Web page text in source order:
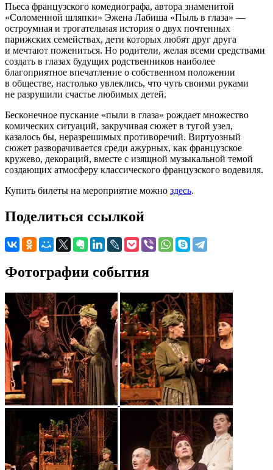
Пьеса французского комедиографа, автора знаменитой
«Соломенной шляпки» Эжена Лабиша «Пыль в глаза» —
остроумная и трогательная история о двух почтенных
парижских семействах, дети которых любят друг друга
и мечтают пожениться. Но родители, желая всеми средствами
создать в глазах будущих родственников наиболее
благоприятное впечатление о собственном положении
в обществе, настолько увлеклись, что чуть своими руками
не разрушили счастье любимых детей.
Бесконечное пускание «пыли в глаза» рождает множество
комических ситуаций, закручивая сюжет в тугой узел,
казалось бы, неразрешимых противоречий. Виртуозный
сюжет разворачивается среди ажурных, как французское
кружево, декораций, вместе с изящной музыкальной темой
создающих атмосферу классического французского водевиля.
Купить билеты на мероприятие можно здесь.
Поделиться ссылкой
Фотографии события